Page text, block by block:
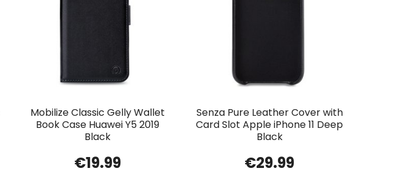
Mobilize Classic Gelly Wallet
Book Case Huawei Y5 2019
Black
€19.99
Senza Pure Leather Cover with
Card Slot Apple iPhone 11 Deep
Black
€29.99